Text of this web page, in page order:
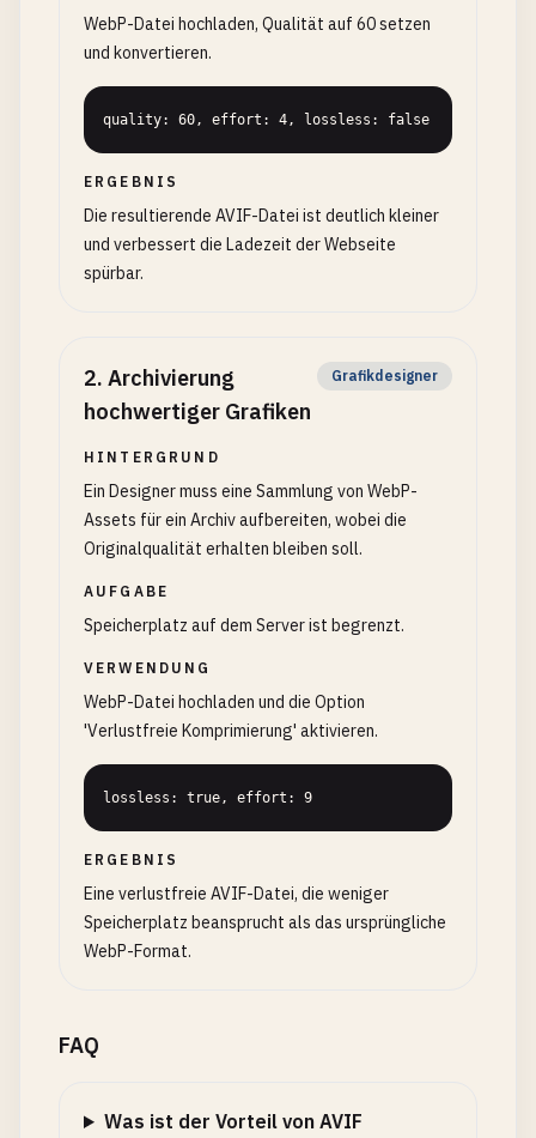
WebP-Datei hochladen, Qualität auf 60 setzen
und konvertieren.
quality: 60, effort: 4, lossless: false
ERGEBNIS
Die resultierende AVIF-Datei ist deutlich kleiner
und verbessert die Ladezeit der Webseite
spürbar.
2. Archivierung
hochwertiger Grafiken
Grafikdesigner
HINTERGRUND
Ein Designer muss eine Sammlung von WebP-
Assets für ein Archiv aufbereiten, wobei die
Originalqualität erhalten bleiben soll.
AUFGABE
Speicherplatz auf dem Server ist begrenzt.
VERWENDUNG
WebP-Datei hochladen und die Option
'Verlustfreie Komprimierung' aktivieren.
lossless: true, effort: 9
ERGEBNIS
Eine verlustfreie AVIF-Datei, die weniger
Speicherplatz beansprucht als das ursprüngliche
WebP-Format.
FAQ
Was ist der Vorteil von AVIF